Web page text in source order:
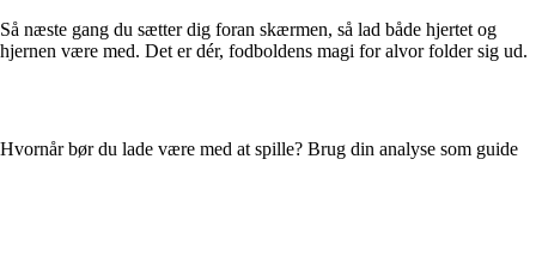
Så næste gang du sætter dig foran skærmen, så lad både hjertet og
hjernen være med. Det er dér, fodboldens magi for alvor folder sig ud.
Hvornår bør du lade være med at spille? Brug din analyse som guide